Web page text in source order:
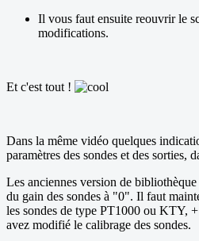
Il vous faut ensuite reouvrir le
modifications.
Et c'est tout !
Dans la même vidéo quelques
paramètres des sondes et des sorties,
Les anciennes version de
du gain des sondes à "0". Il faut
les sondes de type PT1000 ou KTY,
avez modifié le calibrage des sondes.